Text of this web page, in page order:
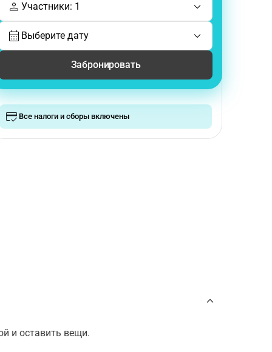
Участники: 1
Выберите дату
Забронировать
Все налоги и сборы включены
и оставить вещи.